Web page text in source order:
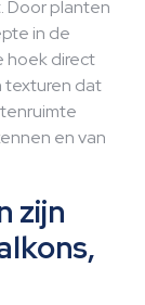
Door planten
in de
hoek direct
texturen dat
en van
zijn